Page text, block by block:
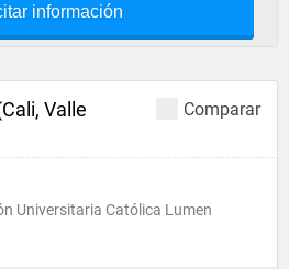
información
Comparar
Valle
Universitaria Católica Lumen